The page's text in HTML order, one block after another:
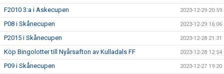
F2010 3:a i Askecupen 2023-12-29 20:59
P08 i Skånecupen 2023-12-29 16:06
P2015 i Skånecupen 2023-12-28 21:31
Köp Bingolotter till Nyårsafton av Kulladals FF 2023-12-28 12:54
P09 i Skånecupen 2023-12-27 19:20